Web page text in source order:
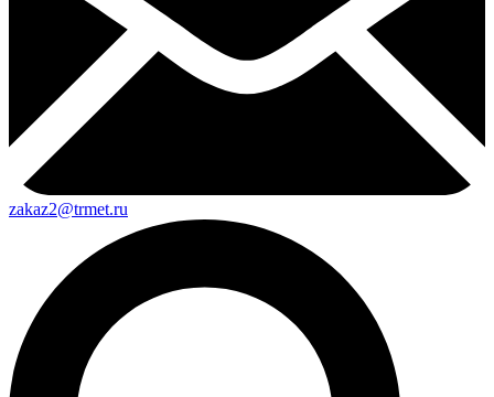
zakaz2@trmet.ru